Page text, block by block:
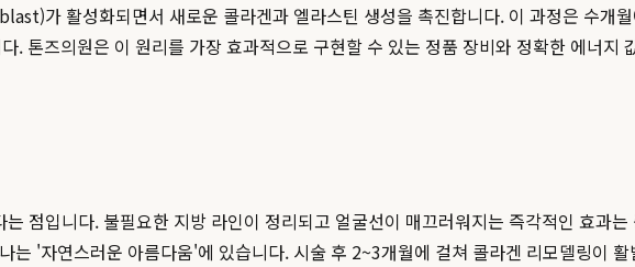
가 활성화되면서 새로운 콜라겐과 엘라스틴 생성을 촉진합니다. 이 과정은 수개
. 톤즈의원은 이 원리를 가장 효과적으로 구현할 수 있는 정품 장비와 정확한 에너지
점입니다. 불필요한 지방 라인이 정리되고 얼굴선이 매끄러워지는 즉각적인 효과
'자연스러운 아름다움'에 있습니다. 시술 후 2~3개월에 걸쳐 콜라겐 리모델링이